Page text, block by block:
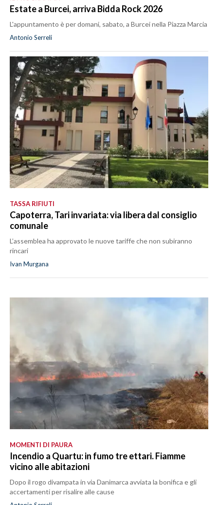
Estate a Burcei, arriva Bidda Rock 2026
L'appuntamento è per domani, sabato, a Burcei nella Piazza Marcia
Antonio Serreli
TASSA RIFIUTI
Capoterra, Tari invariata: via libera dal consiglio
comunale
L’assemblea ha approvato le nuove tariffe che non subiranno
rincari
Ivan Murgana
MOMENTI DI PAURA
Incendio a Quartu: in fumo tre ettari. Fiamme
vicino alle abitazioni
Dopo il rogo divampata in via Danimarca avviata la bonifica e gli
accertamenti per risalire alle cause